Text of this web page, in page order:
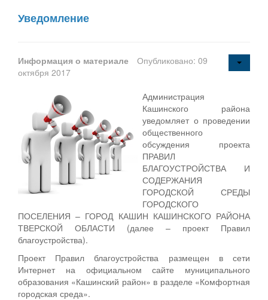
Уведомление
Информация о материале
Опубликовано: 09
октября 2017
Администрация
Кашинского района
уведомляет о проведении
общественного
обсуждения проекта
ПРАВИЛ
БЛАГОУСТРОЙСТВА И
СОДЕРЖАНИЯ
ГОРОДСКОЙ СРЕДЫ
ГОРОДСКОГО
ПОСЕЛЕНИЯ – ГОРОД КАШИН КАШИНСКОГО РАЙОНА
ТВЕРСКОЙ ОБЛАСТИ (далее – проект Правил
благоустройства).
Проект Правил благоустройства размещен в сети
Интернет на официальном сайте муниципального
образования «Кашинский район» в разделе «Комфортная
городская среда».